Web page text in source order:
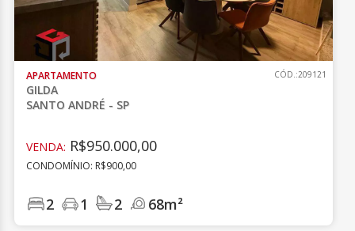
APARTAMENTO
GILDA
SANTO ANDRÉ - SP
CÓD.:209121
VENDA: R$950.000,00
CONDOMÍNIO: R$900,00
2 1 2 68m²